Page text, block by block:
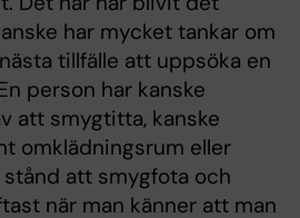
har mycket tankar om
tillfälle att uppsöka en
person har kanske
att smygtitta, kanske
omklädningsrum eller
att smygfota och
när man känner att man